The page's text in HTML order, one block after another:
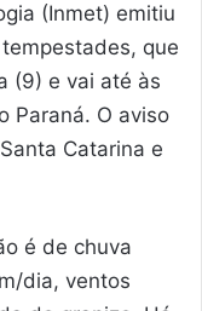
(Inmet) emitiu
que
(9) e vai até às
Paraná. O aviso
Catarina e
é de chuva
dia, ventos